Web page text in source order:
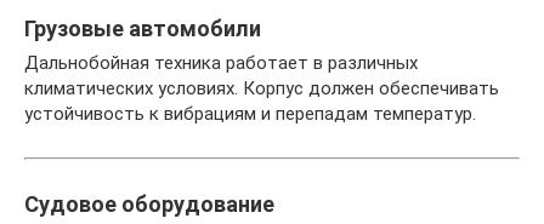
Грузовые автомобили
Дальнобойная техника работает в различных
климатических условиях. Корпус должен обеспечивать
устойчивость к вибрациям и перепадам температур.
Судовое оборудование